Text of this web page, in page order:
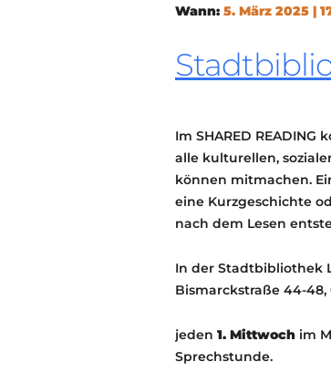
Wann: 5. März 2025 |
Im SHARED
alle kulturellen,
können mitmachen.
eine Kurzgeschichte
nach dem Lesen
In der Stadtbibliothek
Bismarckstraße 44-
jeden 1. Mittwoch im
Sprechstunde.